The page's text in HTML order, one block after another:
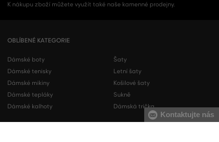
K nákupu zboží můžete využít také naše kamenné prodejny.
OBLÍBENÉ KATEGORIE
Dámské boty
Dámské tenisky
Dámské mikiny
Dámské tepláky
Dámské kalhoty
Šaty
Letní šaty
Košilové šaty
Sukně
Dámská trička
Kontaktujte nás